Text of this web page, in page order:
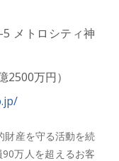
メトロシティ神
万円）
財産を守る活動を続
万人を超えるお客